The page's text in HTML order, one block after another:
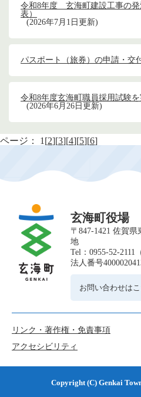
令和8年度 玄海町建設工事の発
表）
2026年7月1日更新
パスポート（旅券）の申請・交
令和8年度玄海町職員採用試験
2026年6月26日更新
ページ： 1[2][3][4][5][6]
玄海町役場
〒847-1421 佐賀
地
Tel：0955-52-
法人番号
お問い合わせは
リンク・著作権・免責事項
アクセシビリティ
Copyright (C) Genkai